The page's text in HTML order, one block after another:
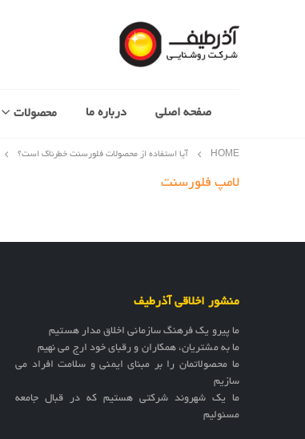
صفحه اصلی درباره ما محصولات
HOME آیا استفاده از محصولات فلورسنت خطرناک است؟
لامپ فلورسنت
منشور اخلاقی آذرطیف
ما پیرو یک فرهنگ سازمانی اخلاق مدار هستیم
ما به مشتریان، همکاران و رقبای خود ارج می نهیم
ما محصولاتمان را بر مبنای ایمنی و سلامت افراد می
سازیم
ما یک شهروند شرکتی هستیم که در قبال جامعه
مسئولیم